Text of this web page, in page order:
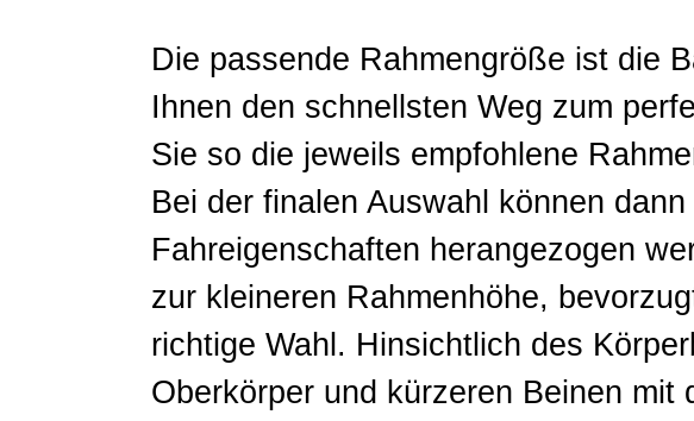
Die passende Rahmengröße ist die
Ihnen den schnellsten Weg zum
Sie so die jeweils empfohlene
Bei der finalen Auswahl können
Fahreigenschaften herangezogen
zur kleineren Rahmenhöhe,
richtige Wahl . Hinsichtlich des
Oberkörper und kürzeren Beinen mit